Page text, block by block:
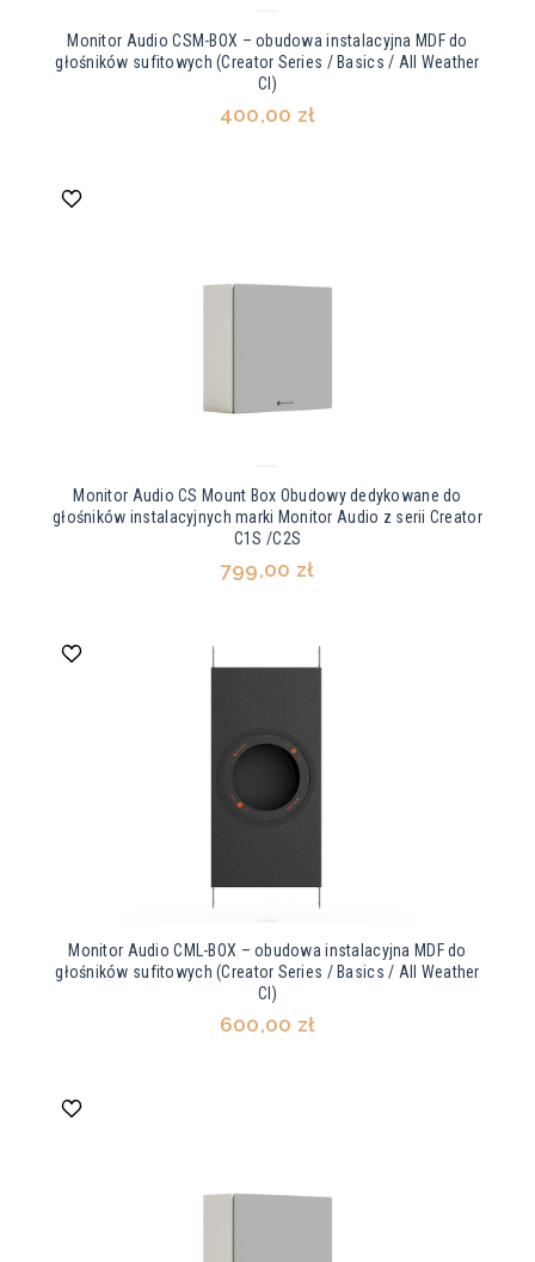
Monitor Audio CSM-BOX – obudowa instalacyjna MDF do
głośników sufitowych (Creator Series / Basics / All Weather
CI)
400,00 zł
Monitor Audio CS Mount Box Obudowy dedykowane do
głośników instalacyjnych marki Monitor Audio z serii Creator
C1S /C2S
799,00 zł
Monitor Audio CML-BOX – obudowa instalacyjna MDF do
głośników sufitowych (Creator Series / Basics / All Weather
CI)
600,00 zł